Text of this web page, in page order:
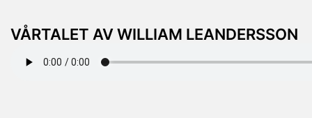
VÅRTALET AV WILLIAM LEANDERSSON